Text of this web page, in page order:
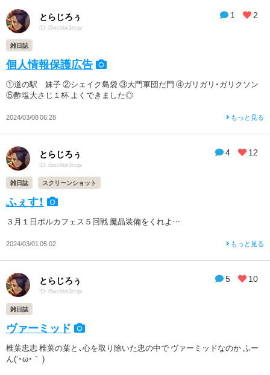
1 2
とらじろぅ
ID: i5wchbk3rcqv
雑日誌
個人情報保護広告
①道の駅 妹子 ②シェイク島袋 ③大門軍団だ門 ④ガリガリ・ガリクソン
⑤酢塩大さじ１杯 よくできました◎
2024/03/08 06:28 もっと見る
4 12
とらじろぅ
ID: i5wchbk3rcqv
雑日誌 スクリーンショット
ふぇす！
３月１日ポルカフェス５回戦 魔晶装備をくれよ…
2024/03/01 05:02 もっと見る
5 10
とらじろぅ
ID: i5wchbk3rcqv
雑日誌
ヴァーミッド
椎葉忠志 椎葉の葉と、心を取り除いた忠の中で ヴァーミッドなのか ふー
ん(‘・ω・｀ )